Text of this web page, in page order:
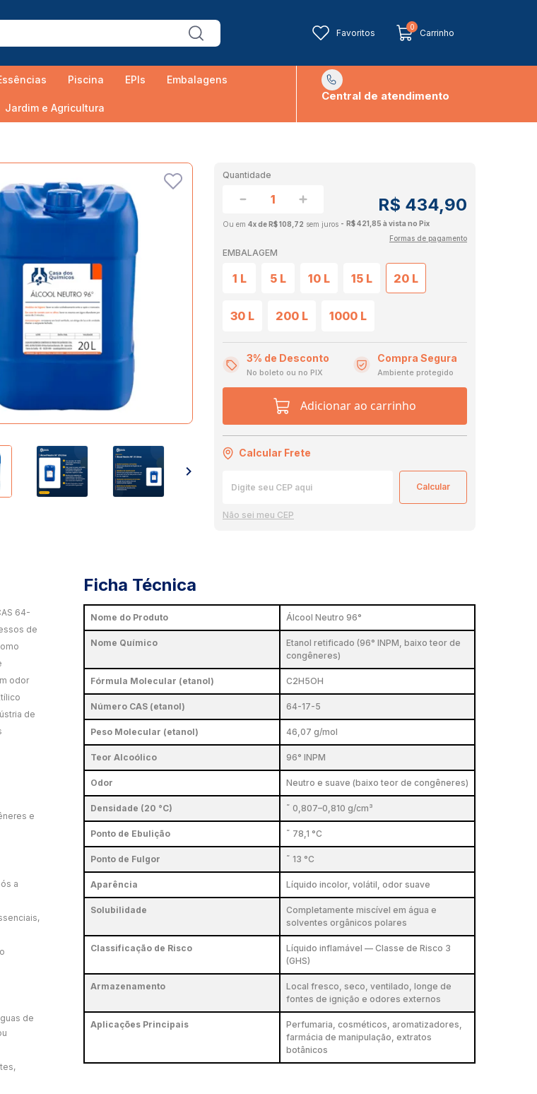
Favoritos
0
Carrinho
Piscina EPIs Embalagens
Jardim e Agricultura
Central de atendimento
Quantidade
R$ 434,90
4x de R$ 108,72 sem juros
R$ 421,85 à vista no Pix
Formas de pagamento
EMBALAGEM
1 L 5 L 10 L 15 L 20 L
30 L 200 L 1000 L
3% de Desconto
No boleto ou no PIX
Compra Segura
Ambiente protegido
Adicionar ao carrinho
Calcular Frete
Não sei meu CEP
64-
de
odor
de
e
a
de
Ficha Técnica
Nome do Produto Álcool Neutro 96°
Nome Químico
Etanol retificado (96° INPM, baixo teor de
congêneres)
Fórmula Molecular (etanol) C2H5OH
Número CAS (etanol) 64-17-5
Peso Molecular (etanol) 46,07 g/mol
Teor Alcoólico 96° INPM
Odor Neutro e suave (baixo teor de congêneres)
Densidade (20 °C) ˜ 0,807–0,810 g/cm³
Ponto de Ebulição ˜ 78,1 °C
Ponto de Fulgor ˜ 13 °C
Aparência Líquido incolor, volátil, odor suave
Solubilidade
Completamente miscível em água e
solventes orgânicos polares
Classificação de Risco
Líquido inflamável — Classe de Risco 3
(GHS)
Armazenamento
Local fresco, seco, ventilado, longe de
fontes de ignição e odores externos
Aplicações Principais
Perfumaria, cosméticos, aromatizadores,
farmácia de manipulação, extratos
botânicos